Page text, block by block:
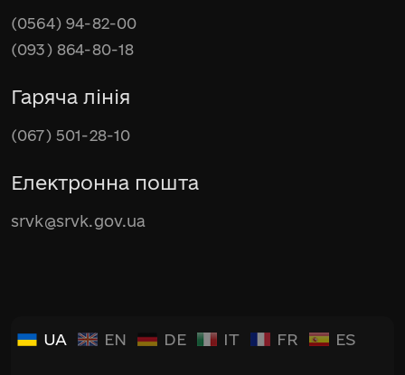
(0564) 94-82-00
(093) 864-80-18
Гаряча лінія
(067) 501-28-10
Електронна пошта
srvk@srvk.gov.ua
UA EN DE IT FR ES